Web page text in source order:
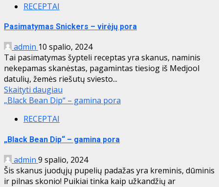
RECEPTAI
Pasimatymas Snickers – virėjų pora
admin 10 spalio, 2024
Tai pasimatymas šypteli receptas yra skanus, naminis
nekepamas skanėstas, pagamintas tiesiog iš Medjool
datulių, žemės riešutų sviesto...
Skaityti daugiau
„Black Bean Dip“ – gamina pora
RECEPTAI
„Black Bean Dip“ – gamina pora
admin 9 spalio, 2024
Šis skanus juodųjų pupelių padažas yra kreminis, dūminis
ir pilnas skonio! Puikiai tinka kaip užkandžių ar